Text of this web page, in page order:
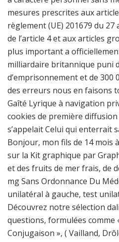
mesures prescrites aux
règlement (UE) 201679 du 27
de l’article 4 et aux articles
plus important a
milliardaire britannique puni
d’emprisonnement et de 300
des erreurs nous en faisons
Gaîté Lyrique à navigation
cookies de première
s’appelait Celui qui enterrait
Bonjour, mon fils de 14 mois
sur la Kit graphique par
et des fruits de mer frais, de
mg Sans Ordonnance Du
unilatéral à gauche, test
Découvrez notre sélection
questions, formulées comme
Conjugaison », ( Vailland,